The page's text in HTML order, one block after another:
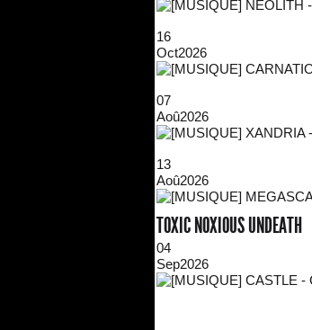
16
Oct2026
07
Aoû2026
13
Aoû2026
TOXIC NOXIOUS UNDEATH
04
Sep2026